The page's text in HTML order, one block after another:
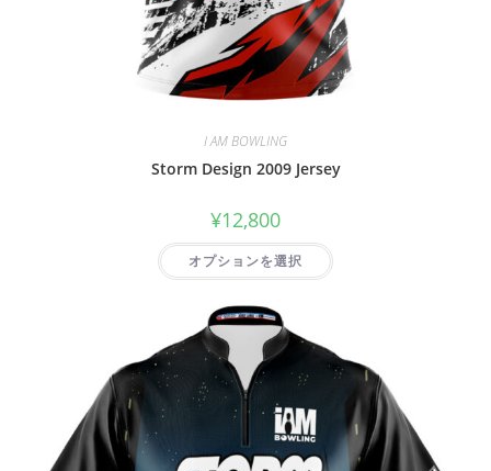
I AM BOWLING
Storm Design 2009 Jersey
¥12,800
オプションを選択